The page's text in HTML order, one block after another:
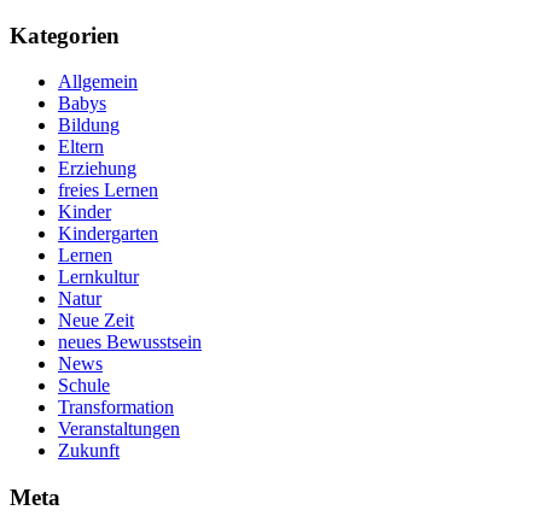
Kategorien
Allgemein
Babys
Bildung
Eltern
Erziehung
freies Lernen
Kinder
Kindergarten
Lernen
Lernkultur
Natur
Neue Zeit
neues Bewusstsein
News
Schule
Transformation
Veranstaltungen
Zukunft
Meta